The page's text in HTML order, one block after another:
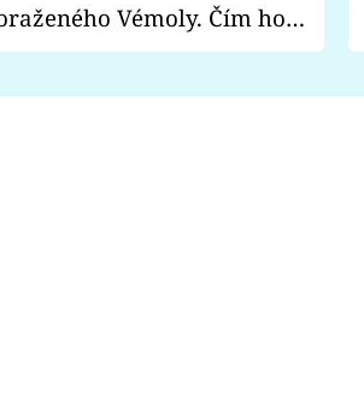
Vémoly. Čím ho
naštvali?